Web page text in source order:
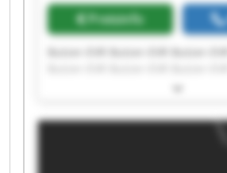
Preisinfo
Butzer-EVR Butzer-EVR Butzer-
Butzer-EVR Butzer-EVR Butzer-